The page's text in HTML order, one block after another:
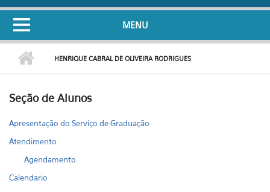
MENU
HENRIQUE CABRAL DE OLIVEIRA RODRIGUES
Seção de Alunos
Apresentação do Serviço de Graduação
Atendimento
Agendamento
Calendario